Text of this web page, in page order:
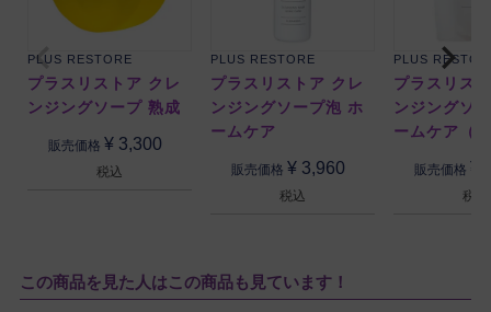
PLUS RESTORE
プラスリストア クレ
ンジングソープ 熟成
販売価格 ¥ 3,300
税込
PLUS RESTORE
プラスリストア クレ
ンジングソープ泡 ホ
ームケア
販売価格 ¥ 3,960
税込
PLUS
プラスリス
ンジングソ
ームケア（
販売価格 ¥
税込
この商品を見た人はこの商品も見ています！